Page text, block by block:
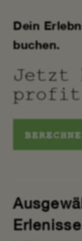
Dein
buchen.
Jetzt
Erlenisse